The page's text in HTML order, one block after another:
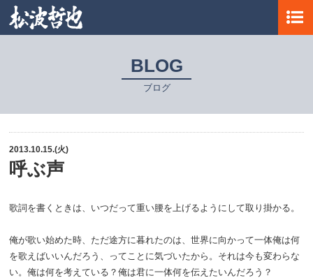
BLOG
ブログ
2013.10.15.(火)
呼ぶ声
歌詞を書くときは、いつだって重い腰を上げるようにして取り掛かる。
俺が歌い始めた時、ただ途方に暮れたのは、世界に向かって一体俺は何
を歌えばいいんだろう、ってことに気づいたから。それは今も変わらな
い。俺は何を考えている？俺は君に一体何を伝えたいんだろう？